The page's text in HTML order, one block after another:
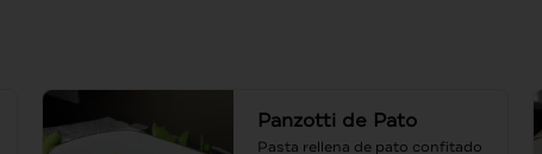
Panzotti de Pato
Pasta rellena de pato confitado